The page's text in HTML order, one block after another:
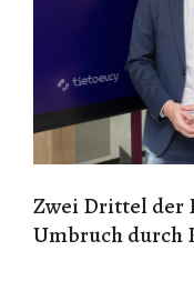
Zwei Drittel der
Umbruch durch